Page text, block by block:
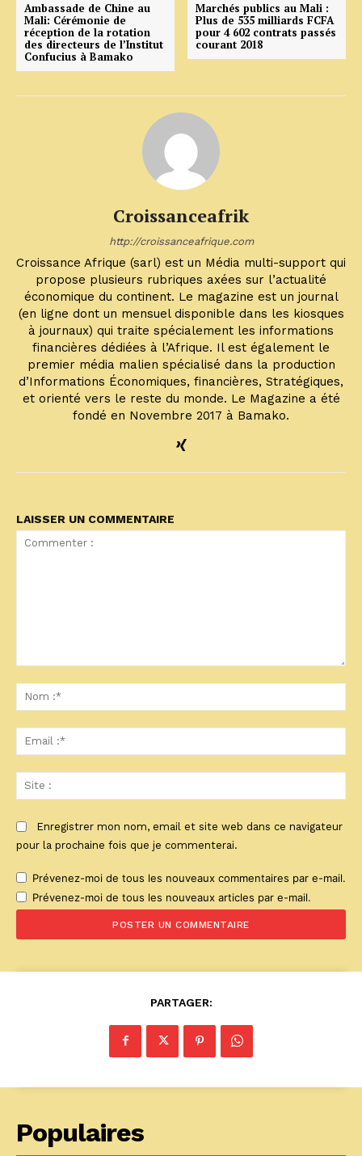
Ambassade de Chine au
Mali: Cérémonie de
réception de la rotation
des directeurs de l’Institut
Confucius à Bamako
Marchés publics au Mali :
Plus de 535 milliards FCFA
pour 4 602 contrats passés
courant 2018
Croissanceafrik
http://croissanceafrique.com
Croissance Afrique (sarl) est un Média multi-support qui
propose plusieurs rubriques axées sur l’actualité
économique du continent. Le magazine est un journal
(en ligne dont un mensuel disponible dans les kiosques
à journaux) qui traite spécialement les informations
financières dédiées à l’Afrique. Il est également le
premier média malien spécialisé dans la production
d’Informations Économiques, financières, Stratégiques,
et orienté vers le reste du monde. Le Magazine a été
fondé en Novembre 2017 à Bamako.
LAISSER UN COMMENTAIRE
:*
:*
:
Enregistrer mon nom, email et site web dans ce navigateur
pour la prochaine fois que je commenterai.
Prévenez-moi de tous les nouveaux commentaires par e-mail.
Prévenez-moi de tous les nouveaux articles par e-mail.
PARTAGER:
Populaires